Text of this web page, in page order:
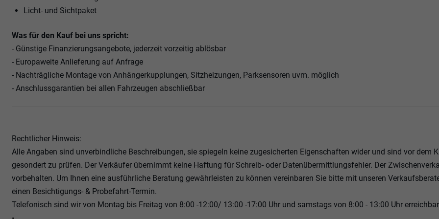
Licht- und Sichtpaket
Was für den Kauf bei uns spricht:
- Günstige Finanzierungsangebote, jederzeit vorzeitig ablösbar
- Europaweite Anlieferung auf Anfrage
- Nachträgliche Montage von Anhängerkupplungen, Sitzheizungen, Parksensoren uvm. möglich
- Anschlussgarantien bei allen Fahrzeugen abschließbar
Rechtlicher Hinweis:
Alle Angaben sind unverbindliche Beschreibungen, sie spiegeln keine zugesicherten Eigenschaften wider und sind vor dem
gesondert zu prüfen. Der Verkäufer übernimmt keine Haftung für Schreib- oder Datenübermittlungsfehler. Der
vorbehalten. Um Ihnen eine ausführliche Beratung gewährleisten zu können vereinbaren Sie bitte mit unseren
einen Besichtigungs- & Probefahrt-Termin.
Telefonisch sind wir von Montag bis Freitag von 8:00 -12:00/ 13:00 -17:00 Uhr und samstags von 8:00 - 13:00 Uhr